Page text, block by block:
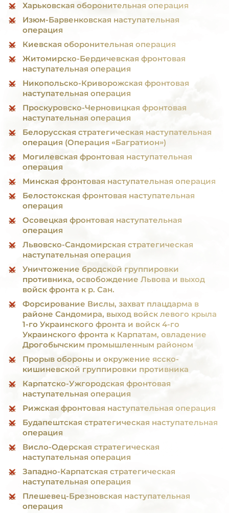
Харьковская оборонительная операция
Изюм-Барвенковская наступательная
операция
Киевская оборонительная операция
Житомирско-Бердичевская фронтовая
наступательная операция
Никопольско-Криворожская фронтовая
наступательная операция
Проскуровско-Черновицкая фронтовая
наступательная операция
Белорусская стратегическая наступательная
операция (Операция «Багратион»)
Могилевская фронтовая наступательная
операция
Минская фронтовая наступательная операция
Белостокская фронтовая наступательная
операция
Осовецкая фронтовая наступательная
операция
Львовско-Сандомирская стратегическая
наступательная операция
Уничтожение бродской группировки
противника, освобождение Львова и выход
войск фронта к р. Сан.
Форсирование Вислы, захват плацдарма в
районе Сандомира, выход войск левого крыла
1-го Украинского фронта и войск 4-го
Украинского фронта к Карпатам, овладение
Дрогобычским промышленным районом
Прорыв обороны и окружение ясско-
кишиневской группировки противника
Карпатско-Ужгородская фронтовая
наступательная операция
Рижская фронтовая наступательная операция
Будапештская стратегическая наступательная
операция
Висло-Одерская стратегическая
наступательная операция
Западно-Карпатская стратегическая
наступательная операция
Плешевец-Брезновская наступательная
операция